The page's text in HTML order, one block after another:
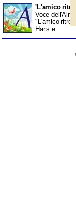
'L'amico
Voce
"L'amico
Hans e...